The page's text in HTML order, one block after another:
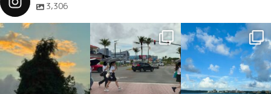
3,306
dahawaii dahawaii